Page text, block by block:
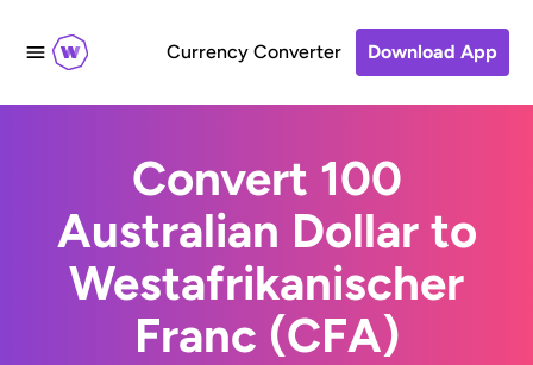
Currency Converter Download App
Convert 100
Australian Dollar to
Westafrikanischer
Franc (CFA)